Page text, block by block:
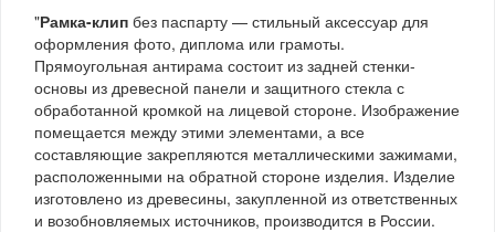
"Рамка-клип без паспарту — стильный аксессуар для
оформления фото, диплома или грамоты.
Прямоугольная антирама состоит из задней стенки-
основы из древесной панели и защитного стекла с
обработанной кромкой на лицевой стороне. Изображение
помещается между этими элементами, а все
составляющие закрепляются металлическими зажимами,
расположенными на обратной стороне изделия. Изделие
изготовлено из древесины, закупленной из ответственных
и возобновляемых источников, производится в России.